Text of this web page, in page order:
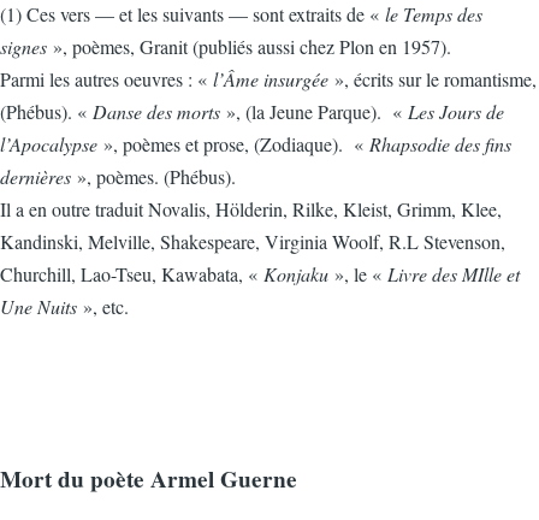
(1) Ces vers — et les suivants — sont extraits de « le Temps des
signes », poèmes, Granit (publiés aussi chez Plon en 1957).
Parmi les autres oeuvres : « l’Âme insurgée », écrits sur le romantisme,
(Phébus). « Danse des morts », (la Jeune Parque). « Les Jours de
l’Apocalypse », poèmes et prose, (Zodiaque). « Rhapsodie des fins
dernières », poèmes. (Phébus).
Il a en outre traduit Novalis, Hölderin, Rilke, Kleist, Grimm, Klee,
Kandinski, Melville, Shakespeare, Virginia Woolf, R.L Stevenson,
Churchill, Lao-Tseu, Kawabata, « Konjaku », le « Livre des MIlle et
Une Nuits », etc.
Mort du poète Armel Guerne